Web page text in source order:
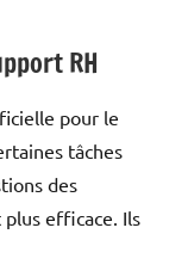
RH
pour le
tâches
des
efficace. Ils